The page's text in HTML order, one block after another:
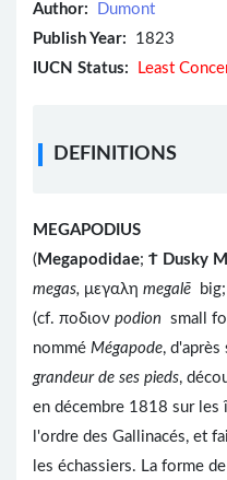
Author:
Dumont
Publish Year: 1823
IUCN Status:
Least
DEFINITIONS
MEGAPODIUS
( Megapodidae; Ϯ Dusky
megas, μεγαλη megalē
(cf. ποδιον podion small
nommé Mégapode, d'après
grandeur de ses pieds,
en décembre 1818 sur les
l'ordre des Gallinacés, et
les échassiers. La forme